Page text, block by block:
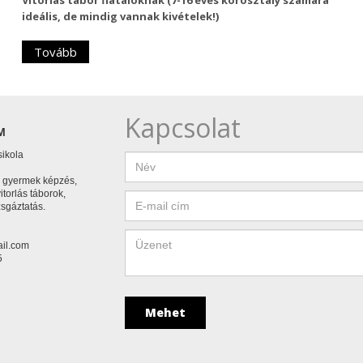
ideális, de mindig vannak kivételek!)
Tovább
képzés,
táborok,
Kapcsolat